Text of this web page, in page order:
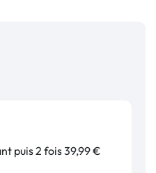
puis 2 fois 39,99 €